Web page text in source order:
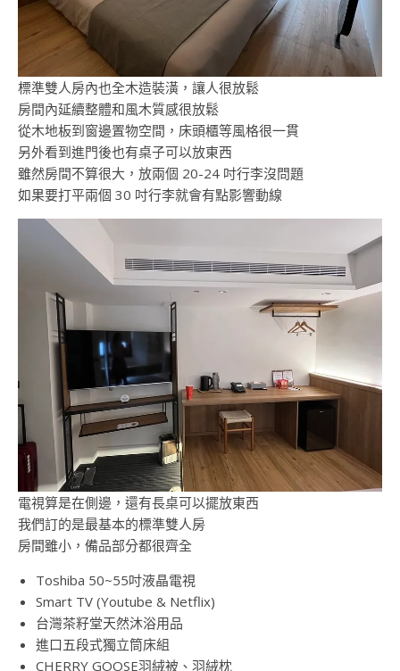
標準雙人房內也全木造裝潢，讓人很放鬆
房間內延續整體和風木質感很放鬆
從木地板到窗邊置物空間，床頭櫃等風格很一貫
另外看到進門後也有桌子可以放東西
雖然房間不算很大，放兩個 20-24 吋行李沒問題
如果要打平兩個 30 吋行李就會有點影響動線
電視算是在側邊，還有長桌可以擺放東西
我們訂的是最基本的標準雙人房
房間雖小，備品部分都很齊全
Toshiba 50~55吋液晶電視
Smart TV (Youtube & Netflix)
台灣茶籽堂天然沐浴用品
進口五段式獨立筒床組
CHERRY GOOSE羽絨被、羽絨枕